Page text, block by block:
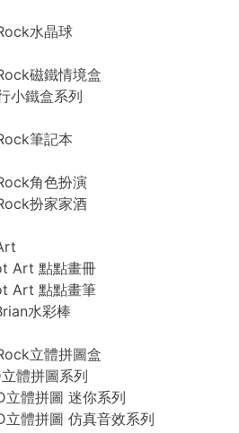
水晶球
磁鐵情境盒
小鐵盒系列
筆記本
角色扮演
扮家家酒
Art 點點畫冊
Art 點點畫筆
水彩棒
立體拼圖盒
體拼圖系列
體拼圖 迷你系列
體拼圖 仿真音效系列